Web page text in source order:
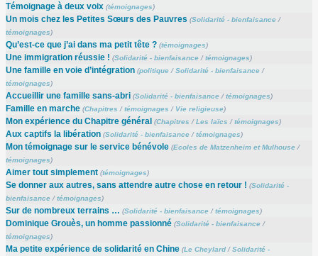
Témoignage à deux voix (témoignages)
Un mois chez les Petites Sœurs des Pauvres (Solidarité - bienfaisance/
témoignages)
Qu’est-ce que j’ai dans ma petit tête ? (témoignages)
Une immigration réussie ! (Solidarité - bienfaisance/témoignages)
Une famille en voie d’intégration (politique/Solidarité - bienfaisance/
témoignages)
Accueillir une famille sans-abri (Solidarité - bienfaisance/témoignages)
Famille en marche (Chapitres /témoignages / Vie religieuse)
Mon expérience du Chapitre général (Chapitres /Les laïcs /témoignages)
Aux captifs la libération (Solidarité - bienfaisance/témoignages)
Mon témoignage sur le service bénévole (Ecoles de Matzenheim et Mulhouse/
témoignages)
Aimer tout simplement (témoignages)
Se donner aux autres, sans attendre autre chose en retour ! (Solidarité -
bienfaisance/témoignages)
Sur de nombreux terrains … (Solidarité - bienfaisance/témoignages)
Dominique Grouès, un homme passionné (Solidarité - bienfaisance/
témoignages)
Ma petite expérience de solidarité en Chine (Le Cheylard/Solidarité -